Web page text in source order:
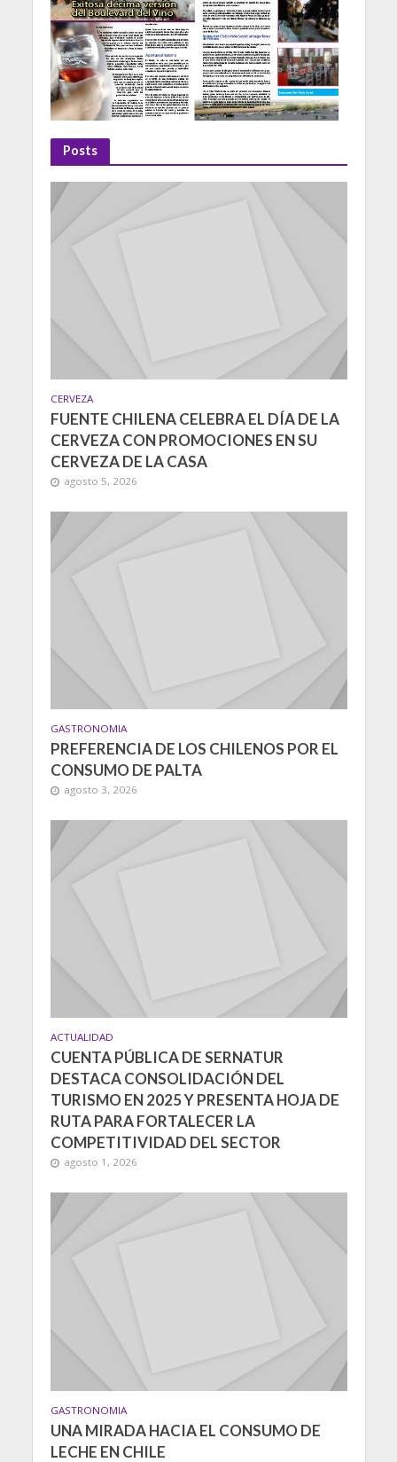
Posts
CERVEZA
FUENTE CHILENA CELEBRA EL DÍA DE LA
CERVEZA CON PROMOCIONES EN SU
CERVEZA DE LA CASA
agosto 5, 2026
GASTRONOMIA
PREFERENCIA DE LOS CHILENOS POR EL
CONSUMO DE PALTA
agosto 3, 2026
ACTUALIDAD
CUENTA PÚBLICA DE SERNATUR
DESTACA CONSOLIDACIÓN DEL
TURISMO EN 2025 Y PRESENTA HOJA DE
RUTA PARA FORTALECER LA
COMPETITIVIDAD DEL SECTOR
agosto 1, 2026
GASTRONOMIA
UNA MIRADA HACIA EL CONSUMO DE
LECHE EN CHILE